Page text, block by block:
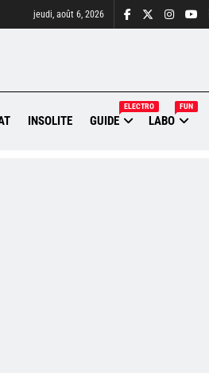
jeudi, août 6, 2026
INSOLITE GUIDE
ELECTRO
LABO
FUN